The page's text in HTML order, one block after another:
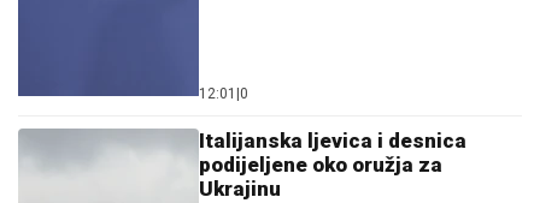
12:01 0
Italijanska ljevica i desnica
podijeljene oko oružja za
Ukrajinu